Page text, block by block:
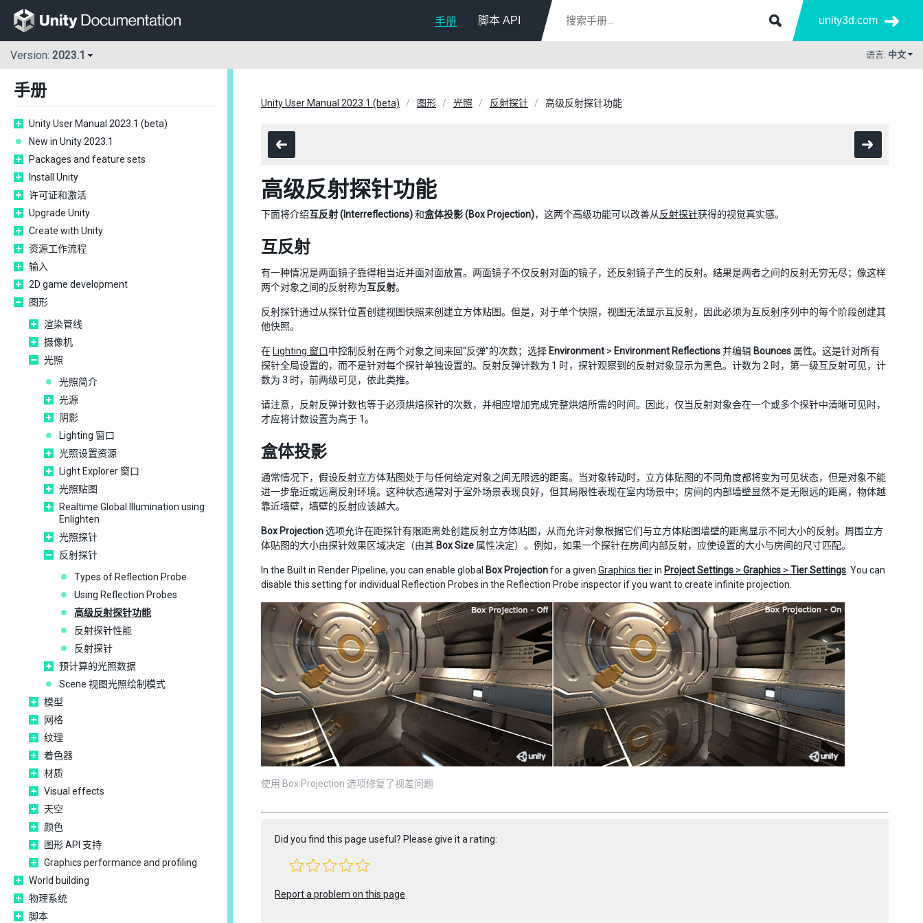
手册 脚本 API unity3d.com
Version: 2023.1 语言: 中文
手册
Unity User Manual 2023.1 (beta)
New in Unity 2023.1
Packages and feature sets
Install Unity
许可证和激活
Upgrade Unity
Create with Unity
资源工作流程
输入
2D game development
图形
渲染管线
摄像机
光照
光照简介
光源
阴影
Lighting 窗口
光照设置资源
Light Explorer 窗口
光照贴图
Realtime Global Illumination using
Enlighten
光照探针
反射探针
Types of Reflection Probe
Using Reflection Probes
高级反射探针功能
反射探针性能
反射探针
预计算的光照数据
Scene 视图光照绘制模式
模型
网格
纹理
着色器
材质
Visual effects
天空
颜色
图形 API 支持
Graphics performance and profiling
World building
物理系统
脚本
Unity User Manual 2023.1 (beta) 图形 光照 反射探针 高级反射探针功能
高级反射探针功能
下面将介绍互反射 (Interreflections)和盒体投影 (Box Projection)，这两个高级功能可以改善从反射探针获得的视觉真实感。
互反射
有一种情况是两面镜子靠得相当近并面对面放置。两面镜子不仅反射对面的镜子，还反射镜子产生的反射。结果是两者之间的反射无穷无尽；像这样
两个对象之间的反射称为互反射。
反射探针通过从探针位置创建视图快照来创建立方体贴图。但是，对于单个快照，视图无法显示互反射，因此必须为互反射序列中的每个阶段创建其
他快照。
在 Lighting 窗口中控制反射在两个对象之间来回“反弹”的次数；选择 Environment > Environment Reflections并编辑 Bounces 属性。这是针对所有
探针全局设置的，而不是针对每个探针单独设置的。反射反弹计数为 1 时，探针观察到的反射对象显示为黑色。计数为 2 时，第一级互反射可见，计
数为 3 时，前两级可见，依此类推。
请注意，反射反弹计数也等于必须烘焙探针的次数，并相应增加完成完整烘焙所需的时间。因此，仅当反射对象会在一个或多个探针中清晰可见时，
才应将计数设置为高于 1。
盒体投影
通常情况下，假设反射立方体贴图处于与任何给定对象之间无限远的距离。当对象转动时，立方体贴图的不同角度都将变为可见状态，但是对象不能
进一步靠近或远离反射环境。这种状态通常对于室外场景表现良好，但其局限性表现在室内场景中；房间的内部墙壁显然不是无限远的距离，物体越
靠近墙壁，墙壁的反射应该越大。
Box Projection选项允许在距探针有限距离处创建反射立方体贴图，从而允许对象根据它们与立方体贴图墙壁的距离显示不同大小的反射。周围立方
体贴图的大小由探针效果区域决定（由其 Box Size 属性决定）。例如，如果一个探针在房间内部反射，应使设置的大小与房间的尺寸匹配。
In the Built in Render Pipeline, you can enable global Box Projectionfor a given Graphics tierin Project Settings > Graphics > Tier Settings . You can
disable this setting for individual Reflection Probes in the Reflection Probe inspector if you want to create infinite projection.
使用 Box Projection 选项修复了视差问题
Did you find this page useful? Please give it a rating:
Report a problem on this page